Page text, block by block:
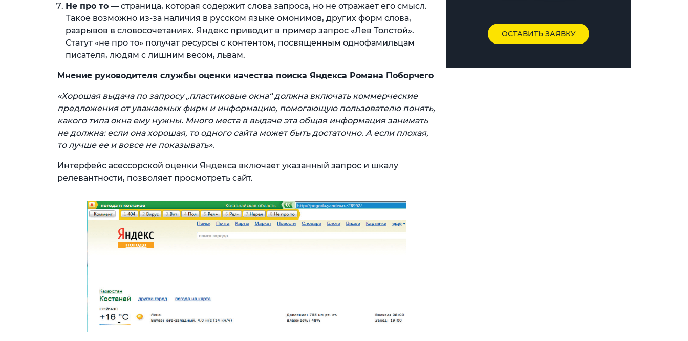
Не про то — страница, которая содержит слова запроса, но не отражает его смысл.
Такое возможно из-за наличия в русском языке омонимов, других форм слова,
разрывов в словосочетаниях. Яндекс приводит в пример запрос «Лев Толстой».
Статут «не про то» получат ресурсы с контентом, посвященным однофамильцам
писателя, людям с лишним весом, львам.
Мнение руководителя службы оценки качества поиска Яндекса Романа Поборчего
«Хорошая выдача по запросу „пластиковые окна“ должна включать коммерческие
предложения от уважаемых фирм и информацию, помогающую пользователю понять,
какого типа окна ему нужны. Много места в выдаче эта общая информация занимать
не должна: если она хорошая, то одного сайта может быть достаточно. А если плохая,
то лучше ее и вовсе не показывать».
Интерфейс асессорской оценки Яндекса включает указанный запрос и шкалу
релевантности, позволяет просмотреть сайт.
ОСТАВИТЬ ЗАЯВКУ